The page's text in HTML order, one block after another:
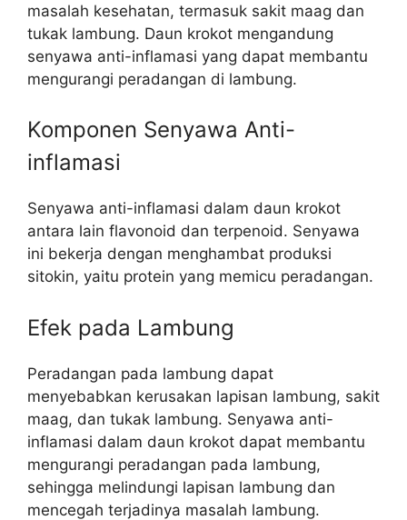
masalah kesehatan, termasuk sakit maag dan
tukak lambung. Daun krokot mengandung
senyawa anti-inflamasi yang dapat membantu
mengurangi peradangan di lambung.
Komponen Senyawa Anti-
inflamasi
Senyawa anti-inflamasi dalam daun krokot
antara lain flavonoid dan terpenoid. Senyawa
ini bekerja dengan menghambat produksi
sitokin, yaitu protein yang memicu peradangan.
Efek pada Lambung
Peradangan pada lambung dapat
menyebabkan kerusakan lapisan lambung, sakit
maag, dan tukak lambung. Senyawa anti-
inflamasi dalam daun krokot dapat membantu
mengurangi peradangan pada lambung,
sehingga melindungi lapisan lambung dan
mencegah terjadinya masalah lambung.